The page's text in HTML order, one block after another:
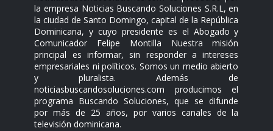
la empresa Noticias Buscando Soluciones S.R.L, en
la ciudad de Santo Domingo, capital de la República
Dominicana, y cuyo presidente es el Abogado y
Comunicador Felipe Montilla Nuestra misión
principal es informar, sin responder a intereses
empresariales ni políticos. Somos un medio abierto
y pluralista. Además de
noticiasbuscandosoluciones.com producimos el
programa Buscando Soluciones, que se difunde
por más de 25 años, por varios canales de la
televisión dominicana.